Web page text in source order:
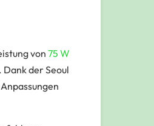
von75 W
der Seoul